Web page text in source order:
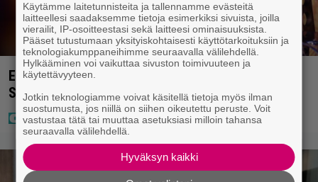
Eurojackpotissa poksahti 32,7 miljoonaa, ja tänne
Suomen isoin voitto meni
Käytämme laitetunnisteita ja tallennamme evästeitä
laitteellesi saadaksemme tietoja esimerkiksi sivuista, joilla
vierailit, IP-osoitteestasi sekä laitteesi ominaisuuksista.
Pääset tutustumaan yksityiskohtaisesti käyttötarkoituksiin ja
teknologiakumppaneihimme seuraavalla välilehdellä.
Hylkääminen voi vaikuttaa sivuston toimivuuteen ja
käytettävyyteen.
Jotkin teknologiamme voivat käsitellä tietoja myös ilman
suostumusta, jos niillä on siihen oikeutettu peruste. Voit
vastustaa tätä tai muuttaa asetuksiasi milloin tahansa
seuraavalla välilehdellä.
Hyväksyn kaikki